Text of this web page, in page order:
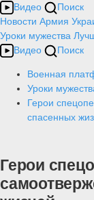
Видео
Поиск
Новости Армия
Уроки мужества
Видео
Поиск
Военная
Уроки
Герои
спасенных
Герои